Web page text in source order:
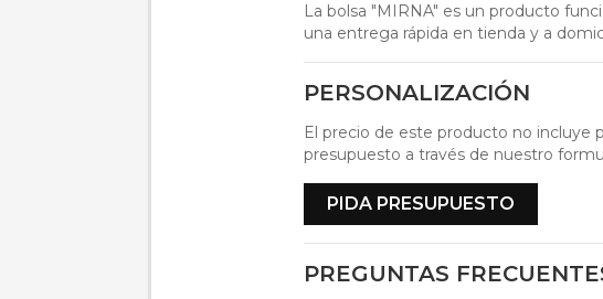
La bolsa "MIRNA" es un producto
una entrega rápida en tienda y a
PERSONALIZACIÓN
El precio de este producto no incluye
presupuesto a través de nuestro
PIDA PRESUPUESTO
PREGUNTAS